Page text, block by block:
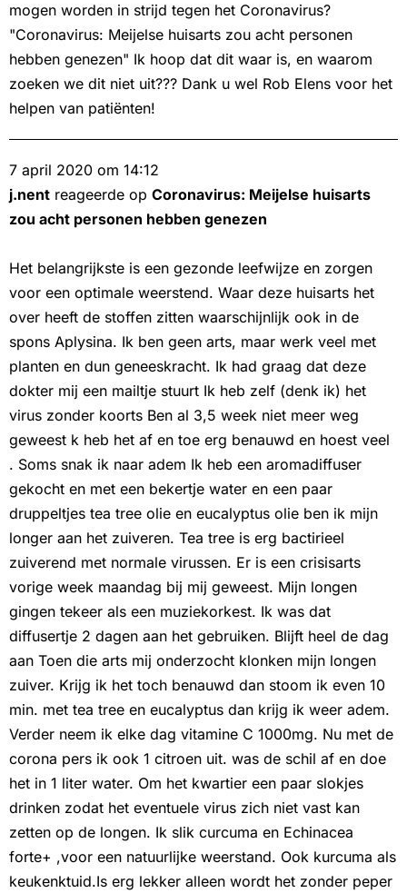
mogen worden in strijd tegen het Coronavirus?
"Coronavirus: Meijelse huisarts zou acht personen
hebben genezen" Ik hoop dat dit waar is, en waarom
zoeken we dit niet uit??? Dank u wel Rob Elens voor het
helpen van patiënten!
7 april 2020 om 14:12
j.nent reageerde op Coronavirus: Meijelse huisarts
zou acht personen hebben genezen
Het belangrijkste is een gezonde leefwijze en zorgen
voor een optimale weerstend. Waar deze huisarts het
over heeft de stoffen zitten waarschijnlijk ook in de
spons Aplysina. Ik ben geen arts, maar werk veel met
planten en dun geneeskracht. Ik had graag dat deze
dokter mij een mailtje stuurt Ik heb zelf (denk ik) het
virus zonder koorts Ben al 3,5 week niet meer weg
geweest k heb het af en toe erg benauwd en hoest veel
. Soms snak ik naar adem Ik heb een aromadiffuser
gekocht en met een bekertje water en een paar
druppeltjes tea tree olie en eucalyptus olie ben ik mijn
longer aan het zuiveren. Tea tree is erg bactirieel
zuiverend met normale virussen. Er is een crisisarts
vorige week maandag bij mij geweest. Mijn longen
gingen tekeer als een muziekorkest. Ik was dat
diffusertje 2 dagen aan het gebruiken. Blijft heel de dag
aan Toen die arts mij onderzocht klonken mijn longen
zuiver. Krijg ik het toch benauwd dan stoom ik even 10
min. met tea tree en eucalyptus dan krijg ik weer adem.
Verder neem ik elke dag vitamine C 1000mg. Nu met de
corona pers ik ook 1 citroen uit. was de schil af en doe
het in 1 liter water. Om het kwartier een paar slokjes
drinken zodat het eventuele virus zich niet vast kan
zetten op de longen. Ik slik curcuma en Echinacea
forte+ ,voor een natuurlijke weerstand. Ook kurcuma als
keukenktuid.Is erg lekker alleen wordt het zonder peper